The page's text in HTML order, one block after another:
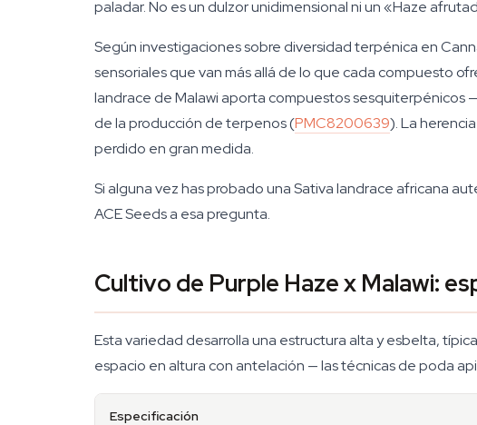
paladar. No es un dulzor unidimensional ni un «Haze
Según investigaciones sobre diversidad terpénica en
sensoriales que van más allá de lo que cada compuesto
landrace de Malawi aporta compuestos sesquiterpénicos
de la producción de terpenos (PMC8200639). La
perdido en gran medida.
Si alguna vez has probado una Sativa landrace africana
ACE Seeds a esa pregunta.
Cultivo de Purple Haze x Malawi:
Esta variedad desarrolla una estructura alta y esbelta,
espacio en altura con antelación — las técnicas de poda
Especificación